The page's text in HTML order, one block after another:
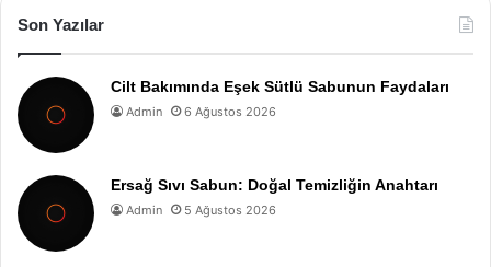
Son Yazılar
Cilt Bakımında Eşek Sütlü Sabunun Faydaları
Admin 6 Ağustos 2026
Ersağ Sıvı Sabun: Doğal Temizliğin Anahtarı
Admin 5 Ağustos 2026